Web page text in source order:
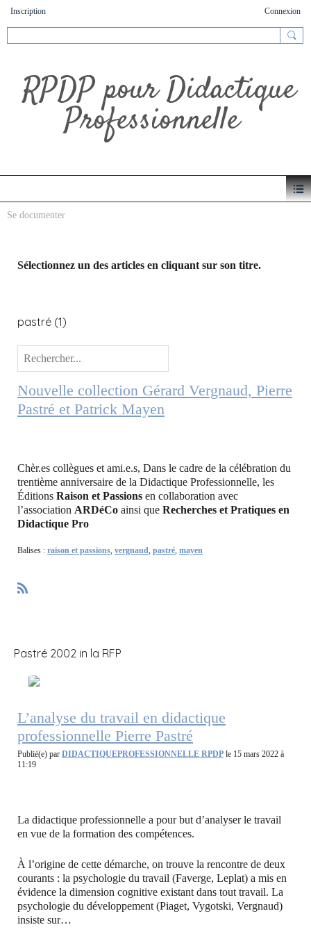
Inscription Connexion
RPDP pour Didactique
Professionnelle
Se documenter
Sélectionnez un des articles en cliquant sur son titre.
pastré (1)
Nouvelle collection Gérard Vergnaud, Pierre
Pastré et Patrick Mayen
Chèr.es collègues et ami.e.s, Dans le cadre de la célébration du
trentième anniversaire de la Didactique Professionnelle, les
Éditions Raison et Passions en collaboration avec
l’association ARDéCo ainsi que Recherches et Pratiques en
Didactique Pro
Balises : raison et passions, vergnaud, pastré, mayen
Pastré 2002 in la RFP
L’analyse du travail en didactique
professionnelle Pierre Pastré
Publié(e) par DIDACTIQUEPROFESSIONNELLE RPDP le 15 mars 2022 à
11:19
La didactique professionnelle a pour but d’analyser le travail
en vue de la formation des compétences.
À l’origine de cette démarche, on trouve la rencontre de deux
courants : la psychologie du travail (Faverge, Leplat) a mis en
évidence la dimension cognitive existant dans tout travail. La
psychologie du développement (Piaget, Vygotski, Vergnaud)
insiste sur…